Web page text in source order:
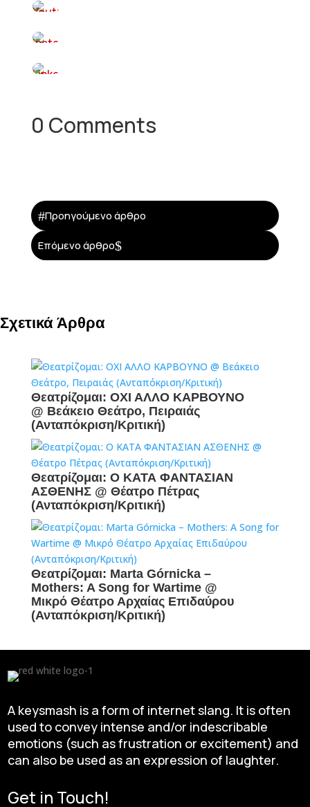
0 Comments
#Προηγούμενο άρθρο
Επόμενο άρθρο$
Σχετικά Άρθρα
Θεατρίζομαι: ΟΧΙ ΑΛΛΟ ΚΑΡΒΟΥΝΟ
@ Βεάκειο Θεάτρο, Πειραιάς
(Ανταπόκριση/Κριτική)
Θεατρίζομαι: Ο ΚΑΤΑ ΦΑΝΤΑΣΙΑΝ
ΑΣΘΕΝΗΣ @ Θέατρο Πέτρας
(Ανταπόκριση/Κριτική)
Θεατρίζομαι: Marta Górnicka –
Mothers: A Song for Wartime @
Μικρό Θέατρο Αρχαίας Επιδαύρου
(Ανταπόκριση/Κριτική)
A keysmash is a form of internet slang. It is often
used to convey intense and/or indescribable
emotions (such as frustration or excitement) and
can also be used as an expression of laughter.
Get in Touch!